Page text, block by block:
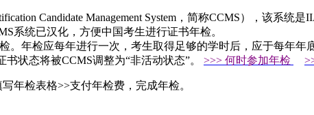
Candidate Management System，简称CCMS），该系
系统已汉化，方便中国考生进行证书年检。
。年检应每年进行一次，考生取得足够的学时后，应于每年年
状态将被CCMS调整为“非活动状态”。 >>> 何时参加年检
年检表格>>支付年检费，完成年检。